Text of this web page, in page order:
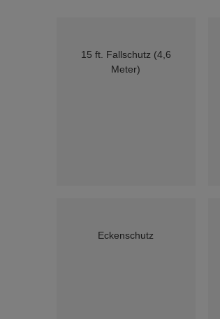
15 ft. Fallschutz (4,6
Meter)
Eckenschutz